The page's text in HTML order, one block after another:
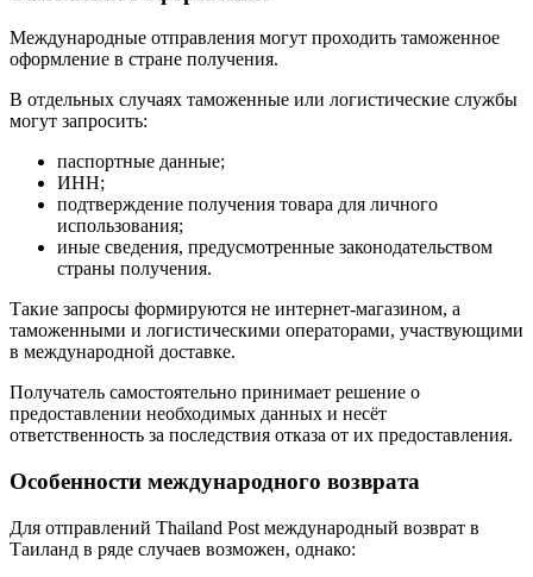
Международные отправления могут проходить таможенное
оформление в стране получения.
В отдельных случаях таможенные или логистические службы
могут запросить:
паспортные данные;
ИНН;
подтверждение получения товара для личного
использования;
иные сведения, предусмотренные законодательством
страны получения.
Такие запросы формируются не интернет-магазином, а
таможенными и логистическими операторами, участвующими
в международной доставке.
Получатель самостоятельно принимает решение о
предоставлении необходимых данных и несёт
ответственность за последствия отказа от их предоставления.
Особенности международного возврата
Для отправлений Thailand Post международный возврат в
Таиланд в ряде случаев возможен, однако: